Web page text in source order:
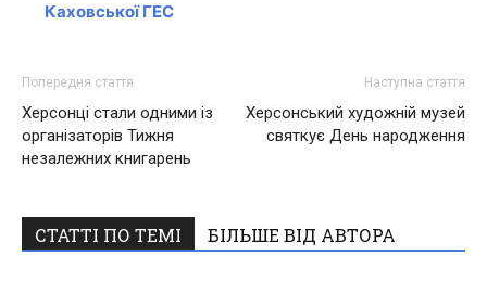
Каховської ГЕС
Попередня стаття
Херсонці стали одними із
організаторів Тижня
незалежних книгарень
Наступна стаття
Херсонський художній музей
святкує День народження
СТАТТІ ПО ТЕМІ БІЛЬШЕ ВІД АВТОРА